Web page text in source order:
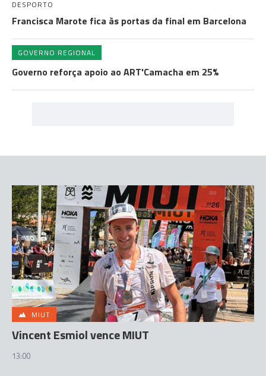
DESPORTO
Francisca Marote fica às portas da final em Barcelona
GOVERNO REGIONAL
Governo reforça apoio ao ART'Camacha em 25%
MIUT
Vincent Esmiol vence MIUT
13:00